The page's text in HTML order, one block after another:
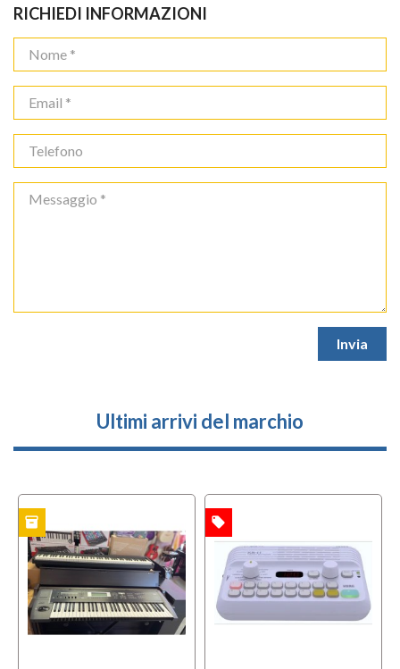
RICHIEDI INFORMAZIONI
Ultimi arrivi del marchio
inventory local_offer